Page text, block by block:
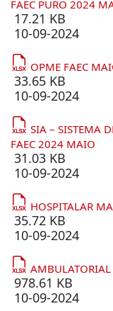
FAEC PURO 2024
17.21 KB
10-09-2024
OPME FAEC
33.65 KB
10-09-2024
SIA – SISTEMA
FAEC 2024 MAIO
31.03 KB
10-09-2024
HOSPITALAR
35.72 KB
10-09-2024
978.61 KB
10-09-2024